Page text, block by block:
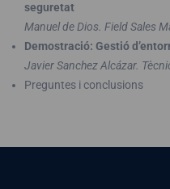
seguretat
Manuel de Dios. Field Sales
Demostració: Gestió
Javier Sanchez Alcázar.
Preguntes i conclusions